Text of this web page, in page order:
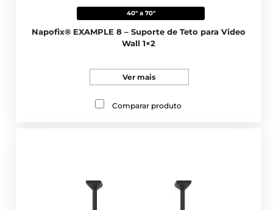
40" a 70"
Napofix® EXAMPLE 8 – Suporte de Teto para Video
Wall 1×2
Ver mais
Comparar produto